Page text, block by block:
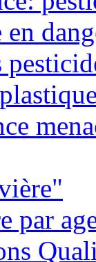
en
par